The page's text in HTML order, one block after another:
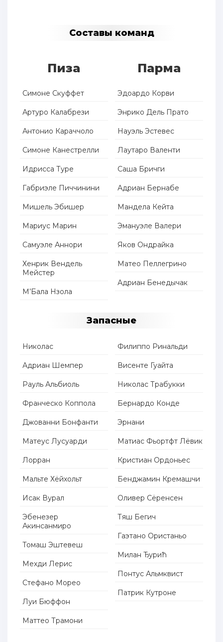
Составы команд
Пиза
Симоне Скуффет
Артуро Калабрези
Антонио Караччоло
Симоне Канестрелли
Идрисса Туре
Габриэле Пиччинини
Мишель Эбишер
Мариус Марин
Самуэле Аннори
Хенрик Вендель
Мейстер
М’Бала Нзола
Парма
Эдоардо Корви
Энрико Дель Пратo
Науэль Эстевес
Лаутаро Валенти
Саша Бричги
Адриан Бернабе
Мандела Кейта
Эмануэле Валери
Яков Ондрайка
Матео Пеллегрино
Адриан Бенедычак
Запасные
Николас
Адриан Шемпер
Рауль Альбиоль
Франческо Коппола
Джованни Бонфанти
Матеус Лусуарди
Лорран
Мальте Хёйхольт
Исак Вурал
Эбенезер
Акинсанмиро
Томаш Эштевеш
Мехди Лерис
Стефано Морео
Луи Бюффон
Маттео Трамони
Филиппо Ринальди
Висенте Гуайта
Николас Трабукки
Бернардо Конде
Эрнани
Матиас Фьортфт Лёвик
Кристиан Ордоньес
Бенджамин Кремашчи
Оливер Сёренсен
Тяш Бегич
Гаэтано Ористаньо
Милан Ђурић
Понтус Альмквист
Патрик Кутроне